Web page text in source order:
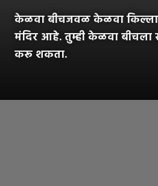
केळवा बीचजवळ केळवा किल्ला
मंदिर आहे. तुम्ही केळवा
करू शकता.